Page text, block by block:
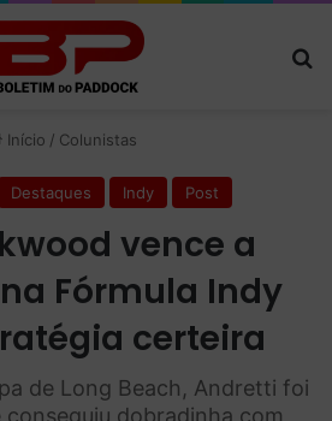
Início / Colunistas
Destaques Indy Post
vence a
Fórmula Indy
certeira
de Long Beach, Andretti foi
conseguiu dobradinha com